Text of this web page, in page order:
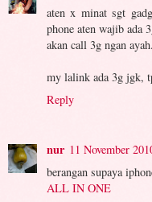
aten x minat sgt
phone aten wajib ada
akan call 3g ngan
my lalink ada 3g jgk,
Reply
nur 11 November
berangan supaya
ALL IN ONE